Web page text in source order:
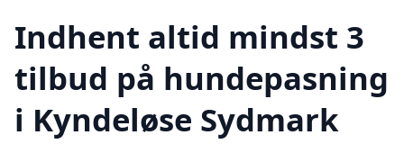
Indhent altid mindst 3
tilbud på hundepasning
i Kyndeløse Sydmark